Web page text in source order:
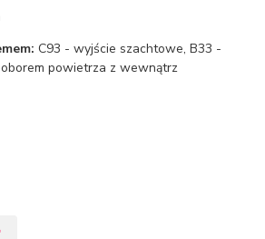
C93 - wyjście szachtowe, B33 -
powietrza z wewnątrz